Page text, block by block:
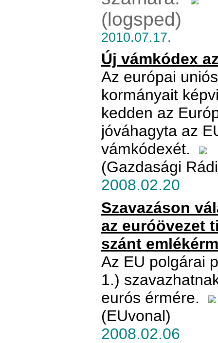
(logsped)
2010.07.17.
Új vámkódex
Az európai
kormányait
kedden az
jóváhagyta az
vámkódexét.
(Gazdasági
2008.02.20
Szavazáson
az euróövezet
szánt
Az EU polgárai
1.)
eurós érmére.
(EUvonal)
2008.02.06